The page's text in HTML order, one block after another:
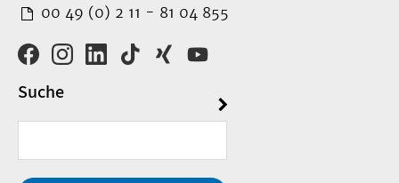
00 49 (0) 2 11 - 81 04 855
Suche